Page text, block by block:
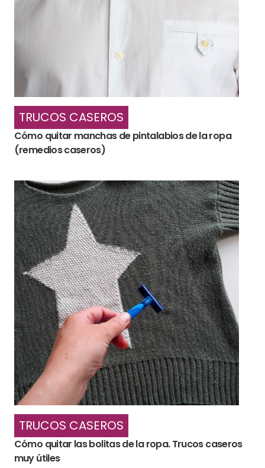
TRUCOS CASEROS
Cómo quitar manchas de pintalabios de la ropa
(remedios caseros)
TRUCOS CASEROS
Cómo quitar las bolitas de la ropa. Trucos caseros
muy útiles